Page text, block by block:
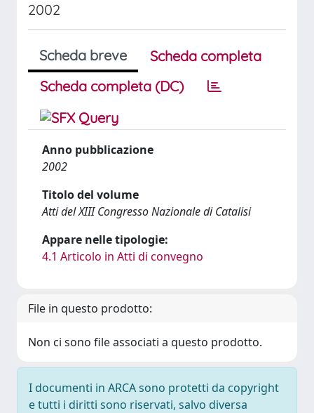
2002
Scheda breve
Scheda completa
Scheda completa (DC)
Anno pubblicazione
2002
Titolo del volume
Atti del XIII Congresso Nazionale di Catalisi
Appare nelle tipologie:
4.1 Articolo in Atti di convegno
File in questo prodotto:
Non ci sono file associati a questo prodotto.
I documenti in ARCA sono protetti da copyright
e tutti i diritti sono riservati, salvo diversa